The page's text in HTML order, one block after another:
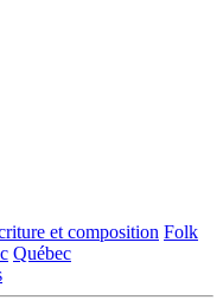
et composition Folk
Québec